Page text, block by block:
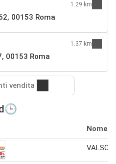
00153 Roma
1.29 km
00153 Roma
1.37 km
vendita
Nome